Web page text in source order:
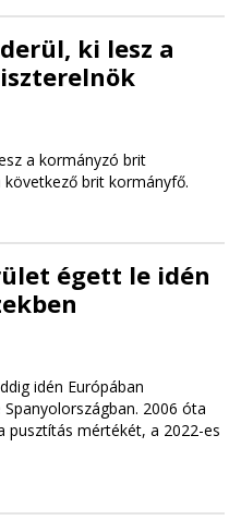
ki lesz a
a kormányzó brit
brit kormányfő.
égett le idén
idén Európában
2006 óta
pusztítás mértékét, a 2022-es